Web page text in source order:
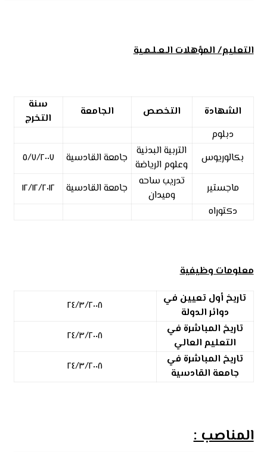
التعليم/ المؤهلات الـعـلـمـية
الشهادة التخصص الجامعة
سنة
التخرج
دبلوم
بكالوريوس
التربية البدنية
وعلوم الرياضة جامعة القادسية ٥/٧/٢٠٠٧
ماجستير
تدريب ساحه
وميدان
جامعة القادسية
١٢/١٢/٢٠١٢
دكتوراه
معلومات وظيفية
تاريخ أول تعيين في
دوائر الدولة
٢٤/٣/٢٠٠٨
تاريخ المباشرة في
التعليم العالي
٢٤/٣/٢٠٠٨
تاريخ المباشرة في
جامعة القادسية
٢٤/٣/٢٠٠٨
المناصب :